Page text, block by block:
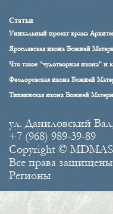
Статьи
Уникальный проект храма
Ярославская икона Божией
Что такое "чудотворная икона" и
Феодоровская икона Божией
Тихвинская икона Божией Матери
ул. Даниловский
+7 (968) 989-39-89
Copyright ©
Все права
Регионы